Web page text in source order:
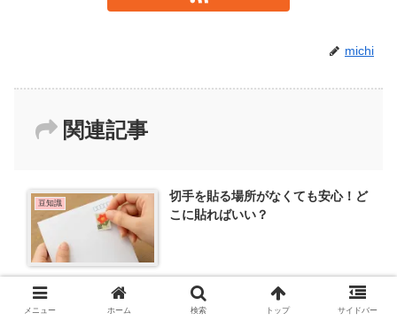
michi
関連記事
豆知識
切手を貼る場所がなくても安心！ど
こに貼ればいい？
メニュー ホーム 検索 トップ サイドバー